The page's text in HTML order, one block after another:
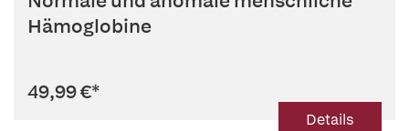
Hämoglobine
49,99 €*
Details